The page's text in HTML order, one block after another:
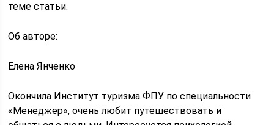
теме статьи.
Об авторе:
Елена Янченко
Окончила Институт туризма ФПУ по специальности
«Менеджер», очень любит путешествовать и